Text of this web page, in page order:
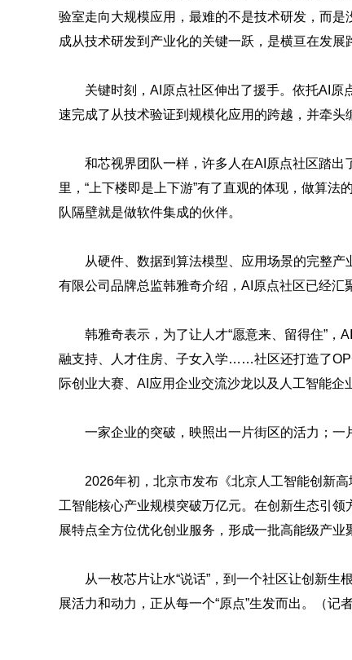
验室走向大规模应用，最难的不是技术研发，而
成从技术研发到产业化的关键一跃，是横亘在发展
关键时刻，AI原点社区伸出了援手。依托AI
速完成了从技术验证到规模化应用的跨越，并牵头
和芯视界团队一样，许多人在AI原点社区踏
里，“上下楼即是上下游”有了直观的体现，做算
队隔壁就是做软件集成的伙伴。
从硬件、数据到算法模型、应用场景的完整
有限公司品牌总监韩雅奇介绍，AI原点社区已经汇
韩雅奇表示，为了让人才“愿意来、留得住”
融支持、人才住房、子女入学……社区还打造了
际创业大赛、AI应用企业交流沙龙以及人工智能企
一家企业的突破，映照出一片街区的活力；一
2026年初，北京市发布《北京人工智能创新
工智能核心产业规模突破万亿元。在创新生态引
展特点全方位优化创业服务，形成一批高能级产业
从一枚芯片让水“说话”，到一个社区让创新
展活力和动力，正从每一个“原点”生发而出。（记